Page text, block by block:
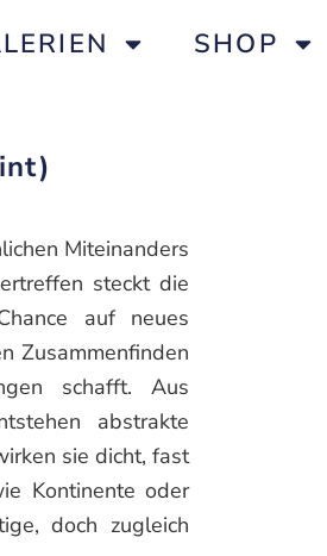
SHOP
Miteinanders
steckt die
auf neues
Zusammenfinden
schafft. Aus
abstrakte
sie dicht, fast
Kontinente oder
doch zugleich